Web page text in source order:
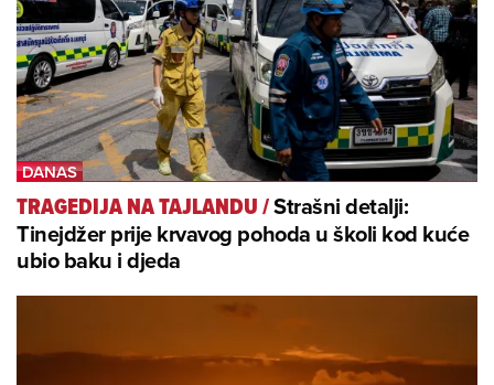
TRAGEDIJA NA TAJLANDU/Strašni detalji:
Tinejdžer prije krvavog pohoda u školi kod kuće
ubio baku i djeda